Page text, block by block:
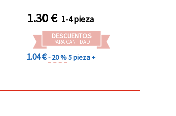
1.30€ 1-4 pieza
DESCUENTOS
PARA CANTIDAD
1.04 €- 20 %5 pieza +